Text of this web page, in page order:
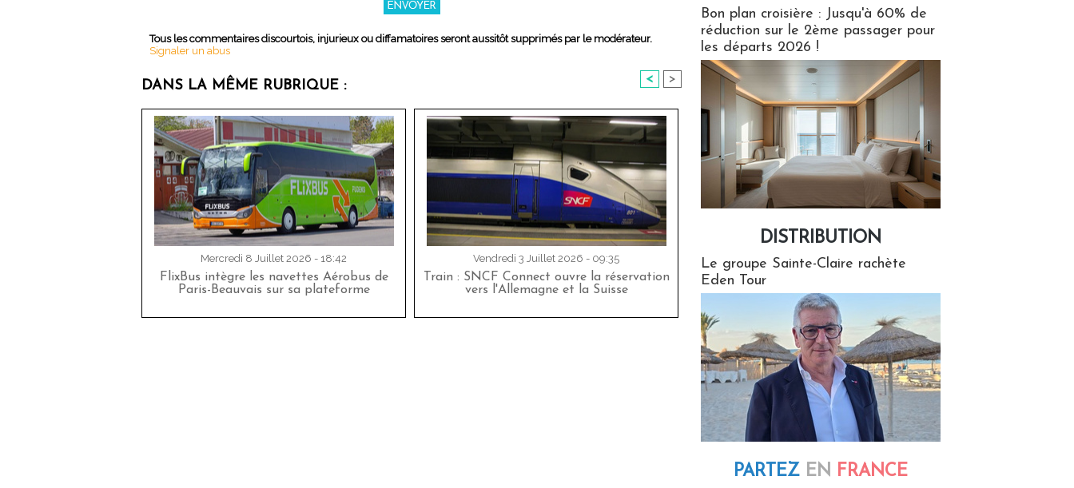
Tous les commentaires discourtois, injurieux ou diffamatoires seront aussitôt supprimés par le modérateur.
Signaler un abus
DANS LA MÊME RUBRIQUE : < >
Mercredi 8 Juillet 2026 - 18:42
FlixBus intègre les navettes Aérobus de
Paris-Beauvais sur sa plateforme
Vendredi 3 Juillet 2026 - 09:35
Train : SNCF Connect ouvre la réservation
vers l'Allemagne et la Suisse
Bon plan croisière : Jusqu'à 60% de
réduction sur le 2ème passager pour
les départs 2026 !
DISTRIBUTION
Le groupe Sainte-Claire rachète
Eden Tour
PARTEZ EN FRANCE